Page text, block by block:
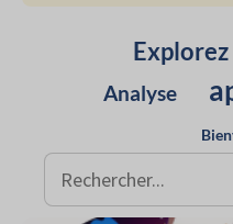
Analyse